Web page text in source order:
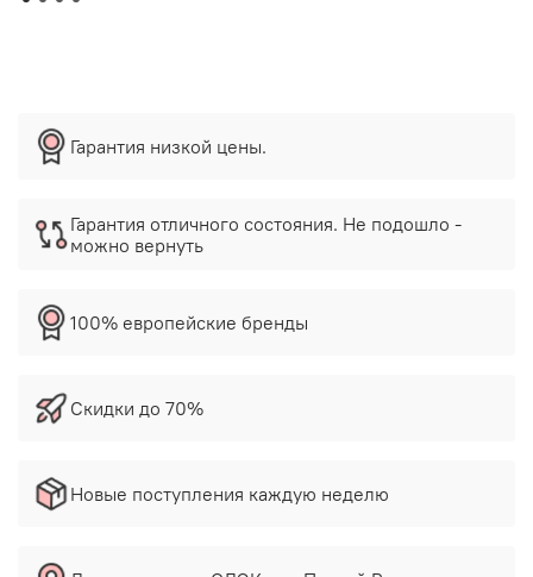
Гарантия низкой цены.
Гарантия отличного состояния. Не подошло -
можно вернуть
100% европейские бренды
Скидки до 70%
Новые поступления каждую неделю